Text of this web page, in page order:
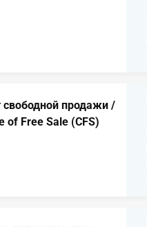
свободной продажи /
of Free Sale (CFS)